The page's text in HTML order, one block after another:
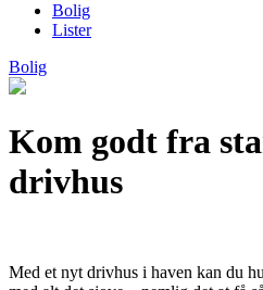
Bolig
Lister
Bolig
Kom godt fra
drivhus
Med et nyt drivhus i haven kan du